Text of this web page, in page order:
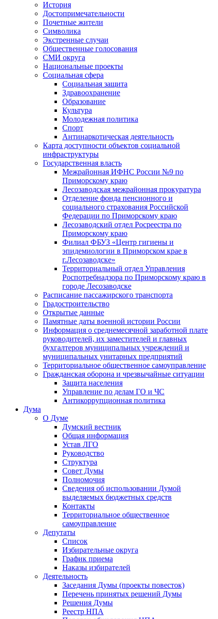
История
Достопримечательности
Почетные жители
Символика
Экстренные случаи
Общественные голосования
СМИ округа
Национальные проекты
Социальная сфера
Социальная защита
Здравоохранение
Образование
Культура
Молодежная политика
Спорт
Антинаркотическая деятельность
Карта доступности объектов социальной
инфраструктуры
Государственная власть
Межрайонная ИФНС России №9 по
Приморскому краю
Лесозаводская межрайонная прокуратура
Отделение фонда пенсионного и
социального страхования Российской
Федерации по Приморскому краю
Лесозаводский отдел Росреестра по
Приморскому краю
Филиал ФБУЗ «Центр гигиены и
эпидемиологии в Приморском крае в
г.Лесозаводске»
Территориальный отдел Управления
Роспотребнадзора по Приморскому краю в
городе Лесозаводске
Расписание пассажирского транспорта
Градостроительство
Открытые данные
Памятные даты военной истории России
Информация о среднемесячной заработной плате
руководителей, их заместителей и главных
бухгалтеров муниципальных учреждений и
муниципальных унитарных предприятий
Территориальное общественное самоуправление
Гражданская оборона и чрезвычайные ситуации
Защита населения
Управление по делам ГО и ЧС
Антикоррупционная политика
Дума
О Думе
Думский вестник
Общая информация
Устав ЛГО
Руководство
Структура
Совет Думы
Полномочия
Сведения об использовании Думой
выделяемых бюджетных средств
Контакты
Территориальное общественное
самоуправление
Депутаты
Список
Избирательные округа
График приема
Наказы избирателей
Деятельность
Заседания Думы (проекты повесток)
Перечень принятых решений Думы
Решения Думы
Реестр НПА